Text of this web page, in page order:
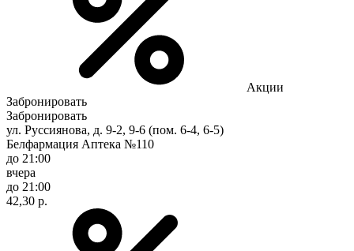
Акции
Забронировать
Забронировать
ул. Руссиянова, д. 9-2, 9-6 (пом. 6-4, 6-5)
Белфармация Аптека №110
до 21:00
вчера
до 21:00
42,30 р.